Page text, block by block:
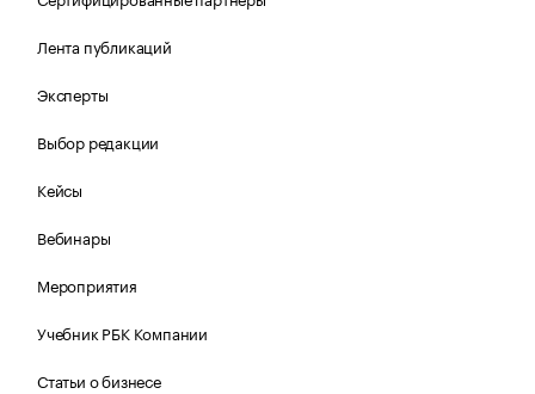
Лента публикаций
Эксперты
Выбор редакции
Кейсы
Вебинары
Мероприятия
Учебник РБК Компании
Статьи о бизнесе